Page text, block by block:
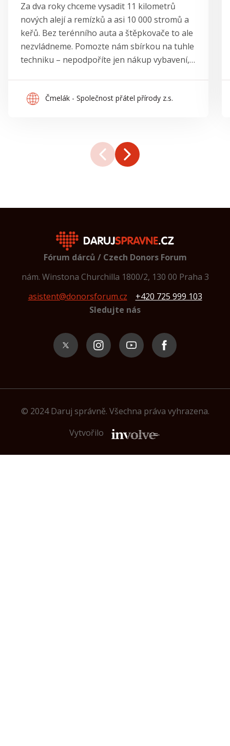
Za dva roky chceme vysadit 11 kilometrů
nových alejí a remízků a asi 10 000 stromů a
keřů. Bez terénního auta a štěpkovače to ale
nezvládneme. Pomozte nám sbírkou na tuhle
techniku – nepodpoříte jen nákup vybavení,
Čmelák - Společnost přátel přírody z.s.
Fórum dárců / Czech Donors Forum
nám. Winstona Churchilla 1800/2, 130 00 Praha 3
asistent@donorsforum.cz
+420 725 999 103
Sledujte nás
© 2024 Daruj správně. Všechna práva vyhrazena.
Vytvořilo